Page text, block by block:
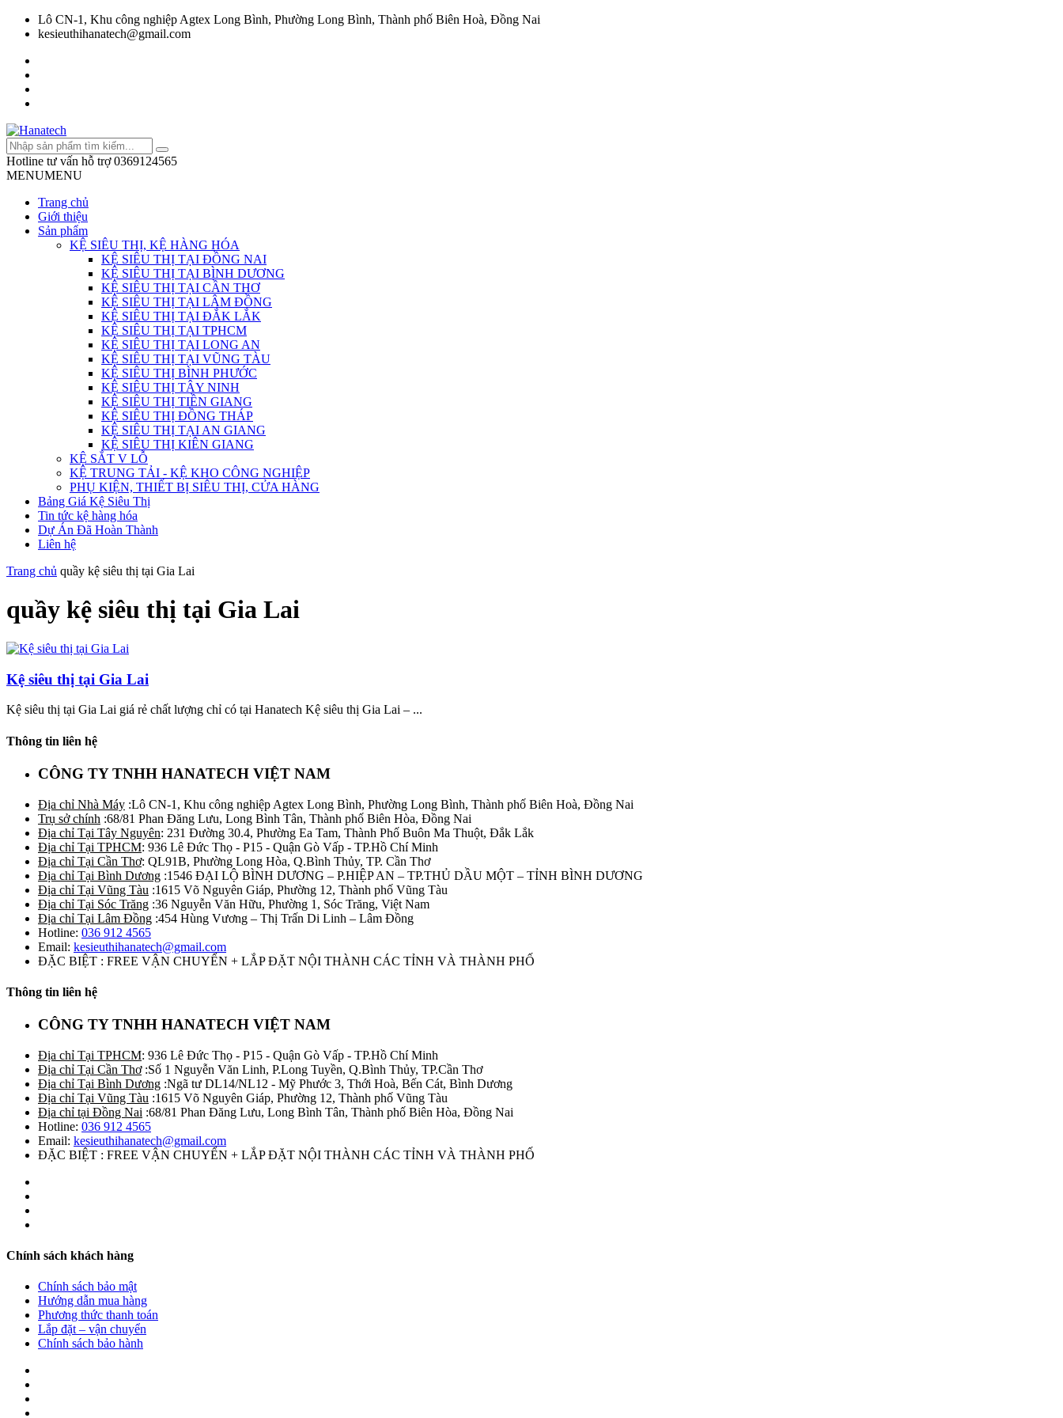
Lô CN-1, Khu công nghiệp Agtex Long Bình, Phường Long Bình, Thành phố Biên Hoà, Đồng Nai
kesieuthihanatech@gmail.com
Hotline tư vấn hỗ trợ 0369124565
MENUMENU
Trang chủ
Giới thiệu
Sản phẩm
KỆ SIÊU THỊ, KỆ HÀNG HÓA
KỆ SIÊU THỊ TẠI ĐỒNG NAI
KỆ SIÊU THỊ TẠI BÌNH DƯƠNG
KỆ SIÊU THỊ TẠI CẦN THƠ
KỆ SIÊU THỊ TẠI LÂM ĐỒNG
KỆ SIÊU THỊ TẠI ĐẮK LẮK
KỆ SIÊU THỊ TẠI TPHCM
KỆ SIÊU THỊ TẠI LONG AN
KỆ SIÊU THỊ TẠI VŨNG TÀU
KỆ SIÊU THỊ BÌNH PHƯỚC
KỆ SIÊU THỊ TÂY NINH
KỆ SIÊU THỊ TIỀN GIANG
KỆ SIÊU THỊ ĐỒNG THÁP
KỆ SIÊU THỊ TẠI AN GIANG
KỆ SIÊU THỊ KIÊN GIANG
KỆ SẮT V LỖ
KỆ TRUNG TẢI - KỆ KHO CÔNG NGHIỆP
PHỤ KIỆN, THIẾT BỊ SIÊU THỊ, CỬA HÀNG
Bảng Giá Kệ Siêu Thị
Tin tức kệ hàng hóa
Dự Án Đã Hoàn Thành
Liên hệ
Trang chủ quầy kệ siêu thị tại Gia Lai
quầy kệ siêu thị tại Gia Lai
Kệ siêu thị tại Gia Lai
Kệ siêu thị tại Gia Lai giá rẻ chất lượng chỉ có tại Hanatech Kệ siêu thị Gia Lai – ...
Thông tin liên hệ
CÔNG TY TNHH HANATECH VIỆT NAM
Địa chỉ Nhà Máy :Lô CN-1, Khu công nghiệp Agtex Long Bình, Phường Long Bình, Thành phố Biên Hoà, Đồng Nai
Trụ sở chính :68/81 Phan Đăng Lưu, Long Bình Tân, Thành phố Biên Hòa, Đồng Nai
Địa chỉ Tại Tây Nguyên: 231 Đường 30.4, Phường Ea Tam, Thành Phố Buôn Ma Thuột, Đắk Lắk
Địa chỉ Tại TPHCM: 936 Lê Đức Thọ - P15 - Quận Gò Vấp - TP.Hồ Chí Minh
Địa chỉ Tại Cần Thơ: QL91B, Phường Long Hòa, Q.Bình Thủy, TP. Cần Thơ
Địa chỉ Tại Bình Dương :1546 ĐẠI LỘ BÌNH DƯƠNG – P.HIỆP AN – TP.THỦ DẦU MỘT – TỈNH BÌNH DƯƠNG
Địa chỉ Tại Vũng Tàu :1615 Võ Nguyên Giáp, Phường 12, Thành phố Vũng Tàu
Địa chỉ Tại Sóc Trăng :36 Nguyễn Văn Hữu, Phường 1, Sóc Trăng, Việt Nam
Địa chỉ Tại Lâm Đồng :454 Hùng Vương – Thị Trấn Di Linh – Lâm Đồng
Hotline: 036 912 4565
Email: kesieuthihanatech@gmail.com
ĐẶC BIỆT : FREE VẬN CHUYỂN + LẮP ĐẶT NỘI THÀNH CÁC TỈNH VÀ THÀNH PHỐ
Thông tin liên hệ
CÔNG TY TNHH HANATECH VIỆT NAM
Địa chỉ Tại TPHCM: 936 Lê Đức Thọ - P15 - Quận Gò Vấp - TP.Hồ Chí Minh
Địa chỉ Tại Cần Thơ:Số 1 Nguyễn Văn Linh, P.Long Tuyền, Q.Bình Thủy, TP.Cần Thơ
Địa chỉ Tại Bình Dương :Ngã tư DL14/NL12 - Mỹ Phước 3, Thới Hoà, Bến Cát, Bình Dương
Địa chỉ Tại Vũng Tàu :1615 Võ Nguyên Giáp, Phường 12, Thành phố Vũng Tàu
Địa chỉ tại Đồng Nai :68/81 Phan Đăng Lưu, Long Bình Tân, Thành phố Biên Hòa, Đồng Nai
Hotline: 036 912 4565
Email: kesieuthihanatech@gmail.com
ĐẶC BIỆT : FREE VẬN CHUYỂN + LẮP ĐẶT NỘI THÀNH CÁC TỈNH VÀ THÀNH PHỐ
Chính sách khách hàng
Chính sách bảo mật
Hướng dẫn mua hàng
Phương thức thanh toán
Lắp đặt – vận chuyển
Chính sách bảo hành